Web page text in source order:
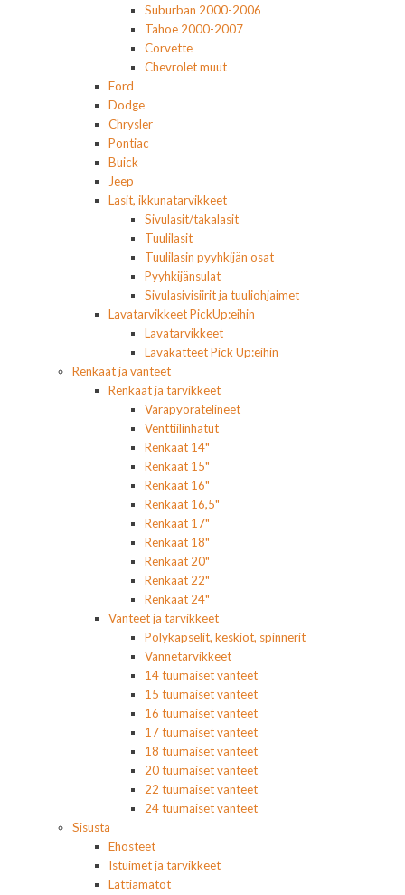
Suburban 2000-2006
Tahoe 2000-2007
Corvette
Chevrolet muut
Ford
Dodge
Chrysler
Pontiac
Buick
Jeep
Lasit, ikkunatarvikkeet
Sivulasit/takalasit
Tuulilasit
Tuulilasin pyyhkijän osat
Pyyhkijänsulat
Sivulasivisiirit ja tuuliohjaimet
Lavatarvikkeet PickUp:eihin
Lavatarvikkeet
Lavakatteet Pick Up:eihin
Renkaat ja vanteet
Renkaat ja tarvikkeet
Varapyörätelineet
Venttiilinhatut
Renkaat 14"
Renkaat 15"
Renkaat 16"
Renkaat 16,5"
Renkaat 17"
Renkaat 18"
Renkaat 20"
Renkaat 22"
Renkaat 24"
Vanteet ja tarvikkeet
Pölykapselit, keskiöt, spinnerit
Vannetarvikkeet
14 tuumaiset vanteet
15 tuumaiset vanteet
16 tuumaiset vanteet
17 tuumaiset vanteet
18 tuumaiset vanteet
20 tuumaiset vanteet
22 tuumaiset vanteet
24 tuumaiset vanteet
Sisusta
Ehosteet
Istuimet ja tarvikkeet
Lattiamatot